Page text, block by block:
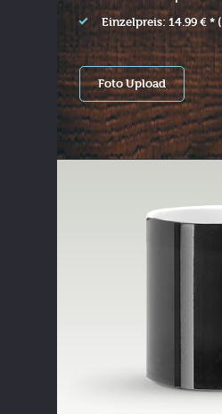
Einzelpreis: 14.99 € * (
Foto Upload